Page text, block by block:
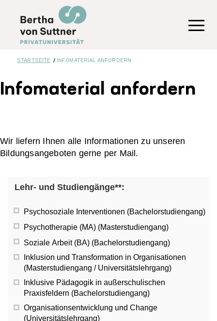
Inhalt
STARTSEITE INFOMATERIAL ANFORDERN
Infomaterial anfordern
Wir liefern Ihnen alle Informationen zu unseren
Bildungsangeboten gerne per Mail.
Lehr- und Studiengänge**:
Psychosoziale Interventionen (Bachelorstudiengang)
Psychotherapie (MA) (Masterstudiengang)
Soziale Arbeit (BA) (Bachelorstudiengang)
Inklusion und Transformation in Organisationen
(Masterstudiengang / Universitätslehrgang)
Inklusive Pädagogik in außerschulischen
Praxisfeldern (Bachelorstudiengang)
Organisationsentwicklung und Change
(Universitätslehrgang)